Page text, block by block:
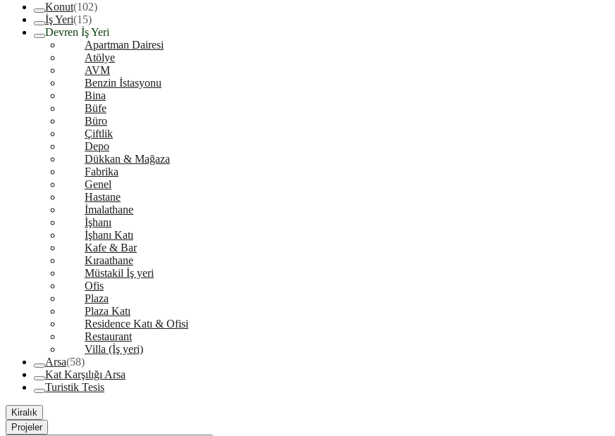
Konut(102)
İş Yeri(15)
Devren İş Yeri
Apartman Dairesi
Atölye
AVM
Benzin İstasyonu
Bina
Büfe
Büro
Çiftlik
Depo
Dükkan & Mağaza
Fabrika
Genel
Hastane
İmalathane
İşhanı
İşhanı Katı
Kafe & Bar
Kıraathane
Müstakil İş yeri
Ofis
Plaza
Plaza Katı
Residence Katı & Ofisi
Restaurant
Villa (İş yeri)
Arsa(58)
Kat Karşılığı Arsa
Turistik Tesis
Kiralık
Projeler